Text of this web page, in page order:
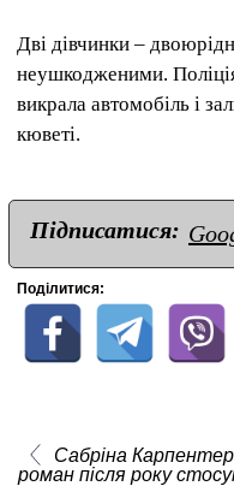
Дві дівчинки –
неушкодженими.
викрала автомобіль і
кюветі.
Підписатися:
Поділитися:
Сабріна
роман після року